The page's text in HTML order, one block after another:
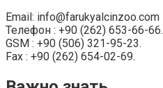
Email: info@farukyalcinzoo.com
Телефон : +90 (262) 653-66-66.
GSM : +90 (506) 321-95-23.
Fax : +90 (262) 654-02-69.